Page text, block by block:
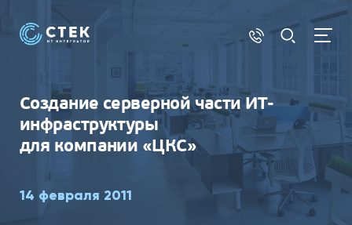
Создание серверной части ИТ-
инфраструктуры
для компании «ЦКС»
14 февраля 2011
АУТСОРСИНГ